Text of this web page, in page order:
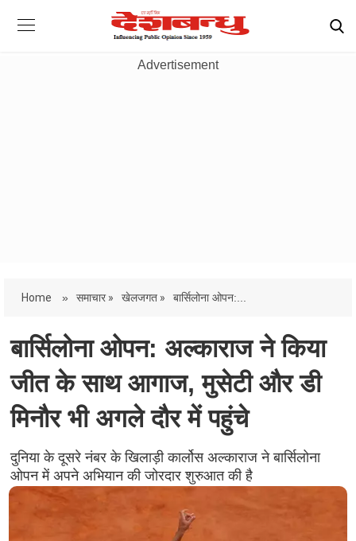
Advertisement
Home » समाचार » खेलजगत » बार्सिलोना ओपन:...
बार्सिलोना ओपन: अल्काराज ने किया
जीत के साथ आगाज, मुसेटी और डी
मिनौर भी अगले दौर में पहुंचे
दुनिया के दूसरे नंबर के खिलाड़ी कार्लोस अल्काराज ने बार्सिलोना
ओपन में अपने अभियान की जोरदार शुरुआत की है